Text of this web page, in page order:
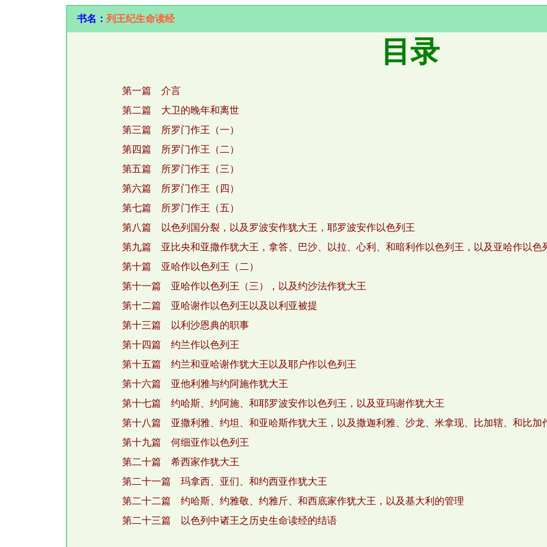
书名： 列王纪生命读经
目录
第一篇 介言
第二篇 大卫的晚年和离世
第三篇 所罗门作王（一）
第四篇 所罗门作王（二）
第五篇 所罗门作王（三）
第六篇 所罗门作王（四）
第七篇 所罗门作王（五）
第八篇 以色列国分裂，以及罗波安作犹大王，耶罗波安作以色列王
第九篇 亚比央和亚撒作犹大王，拿答、巴沙、以拉、心利、和暗利作以色列王，以及亚哈作以色
第十篇 亚哈作以色列王（二）
第十一篇 亚哈作以色列王（三），以及约沙法作犹大王
第十二篇 亚哈谢作以色列王以及以利亚被提
第十三篇 以利沙恩典的职事
第十四篇 约兰作以色列王
第十五篇 约兰和亚哈谢作犹大王以及耶户作以色列王
第十六篇 亚他利雅与约阿施作犹大王
第十七篇 约哈斯、约阿施、和耶罗波安作以色列王，以及亚玛谢作犹大王
第十八篇 亚撒利雅、约坦、和亚哈斯作犹大王，以及撒迦利雅、沙龙、米拿现、比加辖、和比加
第十九篇 何细亚作以色列王
第二十篇 希西家作犹大王
第二十一篇 玛拿西、亚们、和约西亚作犹大王
第二十二篇 约哈斯、约雅敬、约雅斤、和西底家作犹大王，以及基大利的管理
第二十三篇 以色列中诸王之历史生命读经的结语